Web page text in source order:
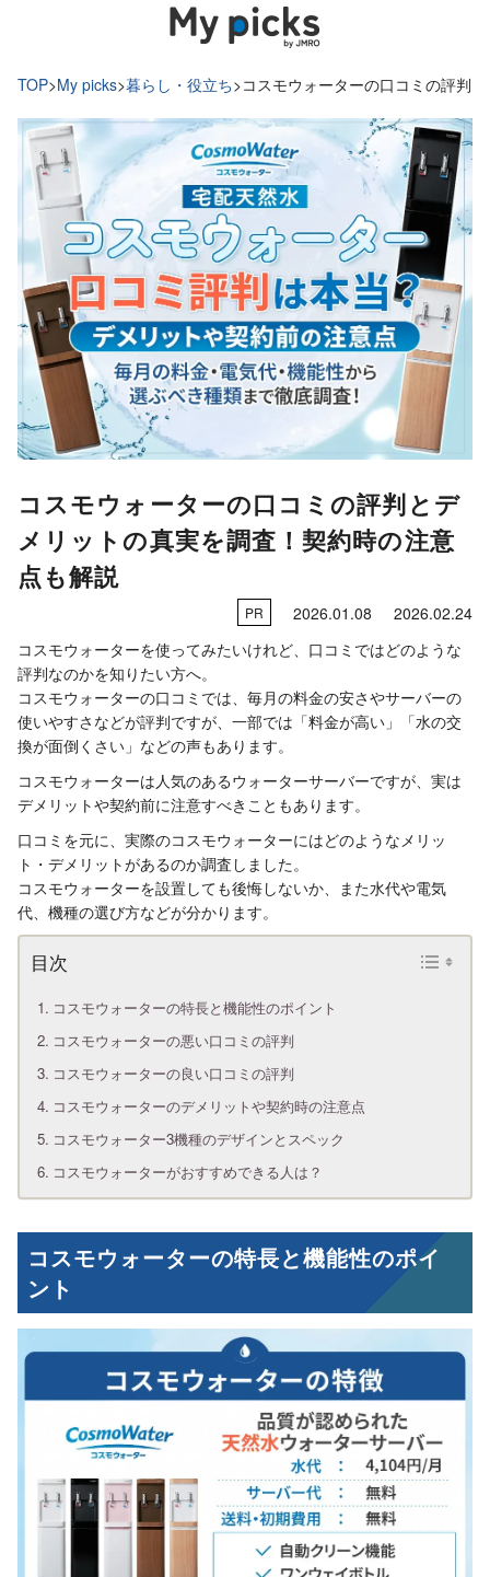
TOP>My picks>暮らし・役立ち>コスモウォーターの口コミの評判
コスモウォーターの口コミの評判とデ
メリットの真実を調査！契約時の注意
点も解説
PR 2026.01.08
2026.02.24
コスモウォーターを使ってみたいけれど、口コミではどのような
評判なのかを知りたい方へ。
コスモウォーターの口コミでは、毎月の料金の安さやサーバーの
使いやすさなどが評判ですが、一部では「料金が高い」「水の交
換が面倒くさい」などの声もあります。
コスモウォーターは人気のあるウォーターサーバーですが、実は
デメリットや契約前に注意すべきこともあります。
口コミを元に、実際のコスモウォーターにはどのようなメリッ
ト・デメリットがあるのか調査しました。
コスモウォーターを設置しても後悔しないか、また水代や電気
代、機種の選び方などが分かります。
コスモウォーターの特長と機能性のポイント
コスモウォーターの悪い口コミの評判
コスモウォーターの良い口コミの評判
コスモウォーターのデメリットや契約時の注意点
コスモウォーター3機種のデザインとスペック
コスモウォーターがおすすめできる人は？
コスモウォーターの特長と機能性のポイ
ント